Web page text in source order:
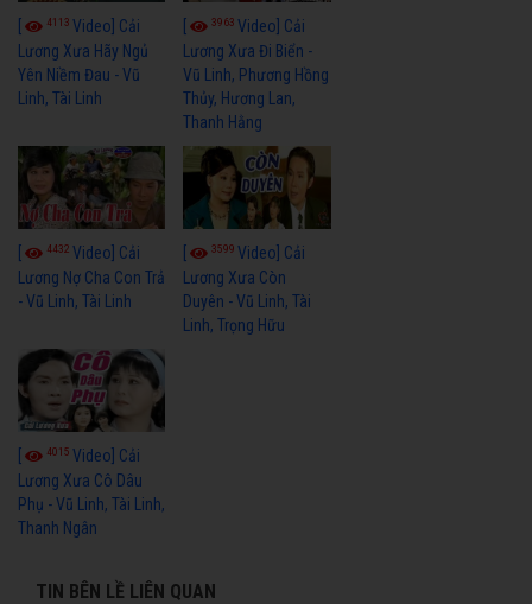
4113 Video] Cải
Lương Xưa Hãy Ngủ
Yên Niềm Đau - Vũ
Linh, Tài Linh
3963Video] Cải
Lương Xưa Đi Biển -
Vũ Linh, Phương Hồng
Thủy, Hương Lan,
Thanh Hằng
4432 Video] Cải
Lương Nợ Cha Con Trả
- Vũ Linh, Tài Linh
3599Video] Cải
Lương Xưa Còn
Duyên - Vũ Linh, Tài
Linh, Trọng Hữu
[ 4015 Video] Cải
Lương Xưa Cô Dâu
Phụ - Vũ Linh, Tài Linh,
Thanh Ngân
TIN BÊN LỀ LIÊN QUAN